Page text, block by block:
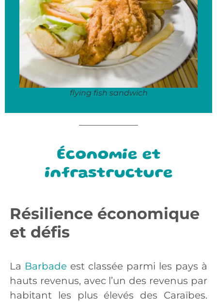
flying fish sandwich
Économie et
infrastructure
Résilience économique
et défis
La Barbade est classée parmi les pays à
hauts revenus, avec l’un des revenus par
habitant les plus élevés des Caraïbes.